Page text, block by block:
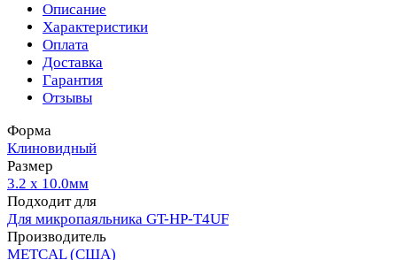
Описание
Характеристики
Оплата
Доставка
Гарантия
Отзывы
Форма
Клиновидный
Размер
3.2 x 10.0мм
Подходит для
Для микропаяльника GT-HP-T4UF
Производитель
METCAL (США)